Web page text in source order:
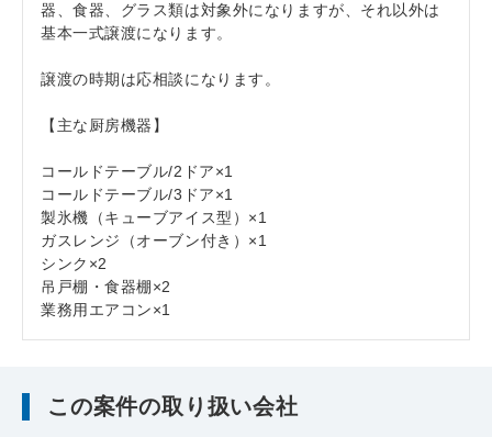
器、食器、グラス類は対象外になりますが、それ以外は
基本一式譲渡になります。
譲渡の時期は応相談になります。
【主な厨房機器】
コールドテーブル/2ドア×1
コールドテーブル/3ドア×1
製氷機（キューブアイス型）×1
ガスレンジ（オーブン付き）×1
シンク×2
吊戸棚・食器棚×2
業務用エアコン×1
この案件の取り扱い会社